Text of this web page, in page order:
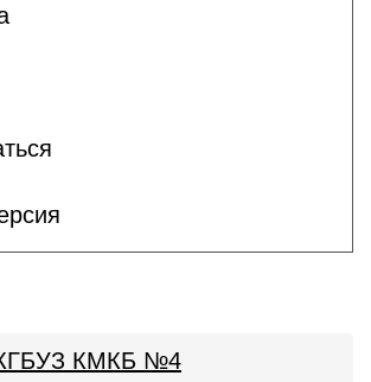
КМКБ №4